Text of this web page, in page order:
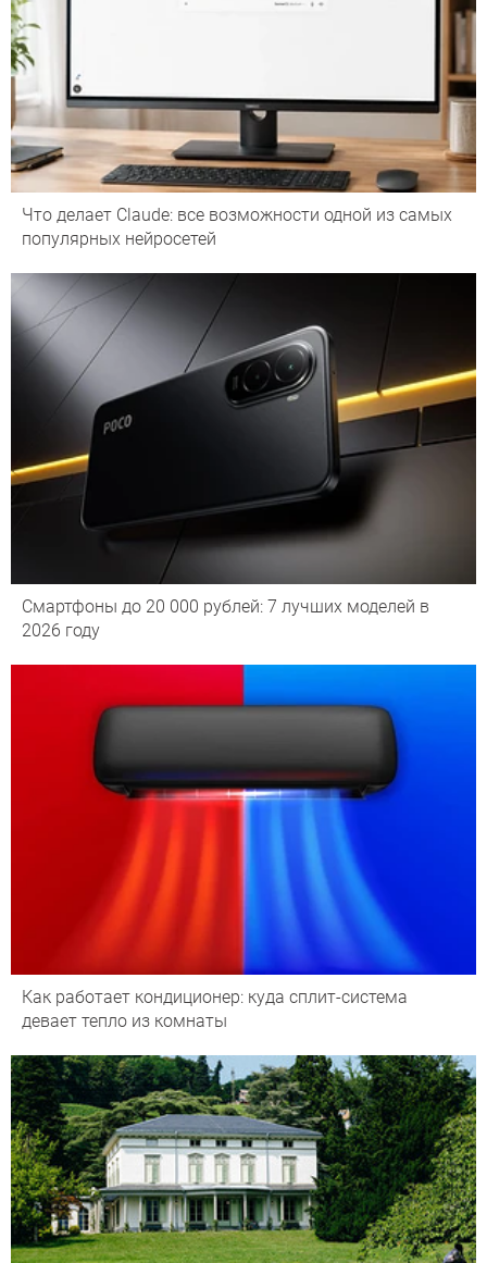
Что делает Сlaude: все возможности одной из самых
популярных нейросетей
Смартфоны до 20 000 рублей: 7 лучших моделей в
2026 году
Как работает кондиционер: куда сплит-система
девает тепло из комнаты